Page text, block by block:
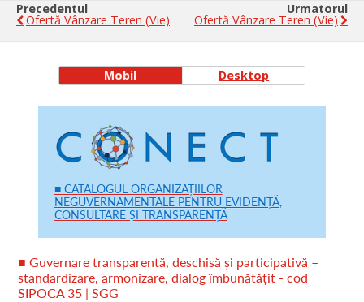
Precedentul
Ofertă Vânzare Teren (vie)
Urmatorul
Ofertă Vânzare Teren (vie)
Mobil Desktop
■ CATALOGUL ORGANIZAȚIILOR
NEGUVERNAMENTALE PENTRU EVIDENȚĂ,
CONSULTARE ȘI TRANSPARENȚĂ
■ Guvernare transparentă, deschisă și participativă –
standardizare, armonizare, dialog îmbunătățit - cod
SIPOCA 35 | SGG